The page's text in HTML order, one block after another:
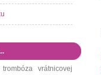
vrátnicovej